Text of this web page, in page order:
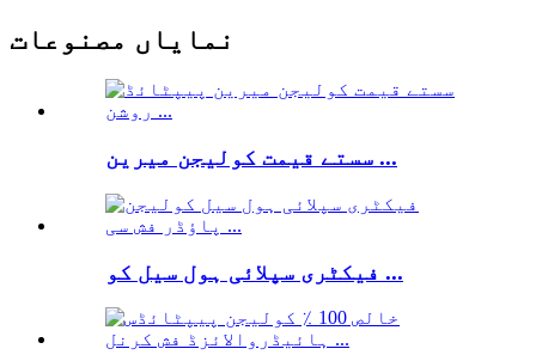
نمایاں مصنوعات
سستے قیمت کولیجن میرین ...
فیکٹری سپلائی ہول سیل کو ...